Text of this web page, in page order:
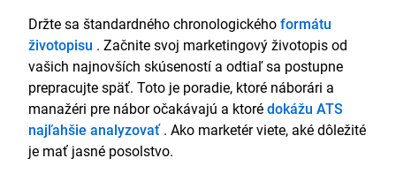
Držte sa štandardného chronologickéhoformátu
životopisu . Začnite svoj marketingový životopis od
vašich najnovších skúseností a odtiaľ sa postupne
prepracujte späť. Toto je poradie, ktoré náborári a
manažéri pre nábor očakávajú a ktorédokážu ATS
najľahšie analyzovať. Ako marketér viete, aké dôležité
je mať jasné posolstvo.